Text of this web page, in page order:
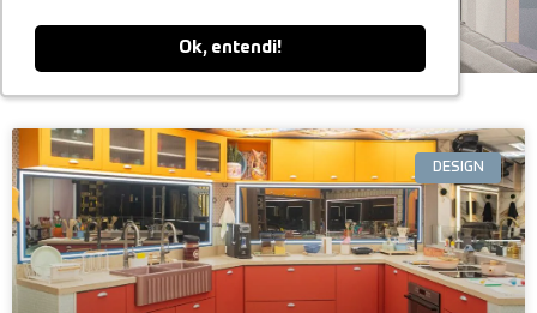
Ok, entendi!
Ok, entendi!
DESIGN